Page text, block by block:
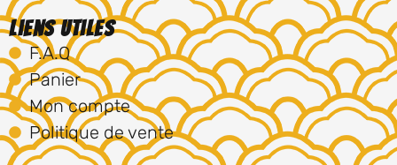
Liens utiles
F.A.Q
Panier
Mon compte
Politique de vente